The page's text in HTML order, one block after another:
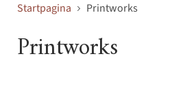
Startpagina Printworks
Printworks